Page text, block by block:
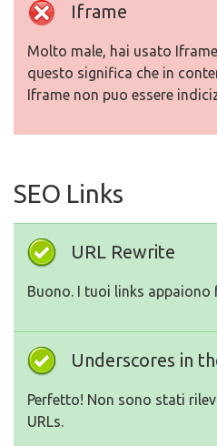
Iframe
Molto male, hai usato
questo significa che in
Iframe non puo essere
SEO Links
URL Rewrite
Buono. I tuoi links appaiono
Underscores in
Perfetto! Non sono stati
URLs.